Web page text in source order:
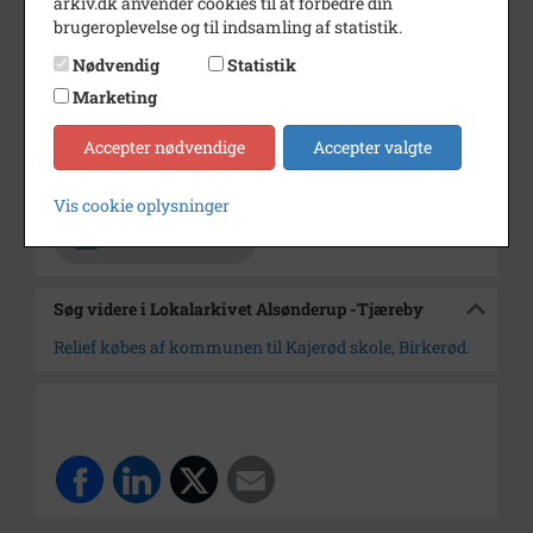
Årstal
1976
Dateringsnote
9. januar 1976
Fotograf
Jørgen Rubæk Hansen
Arkiv
Lokalarkivet Alsønderup -
Søg videre i Lokalarkivet Alsønderup -Tjæreby
Relief købes af kommunen til Kajerød skole, Birkerød.
brugeroplevelse og til indsamling af statistik.
Nødvendig
Statistik
Marketing
Accepter nødvendige Accepter valgte
Vis cookie oplysninger